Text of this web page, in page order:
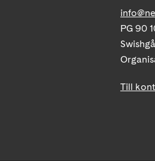
PG 90
Till